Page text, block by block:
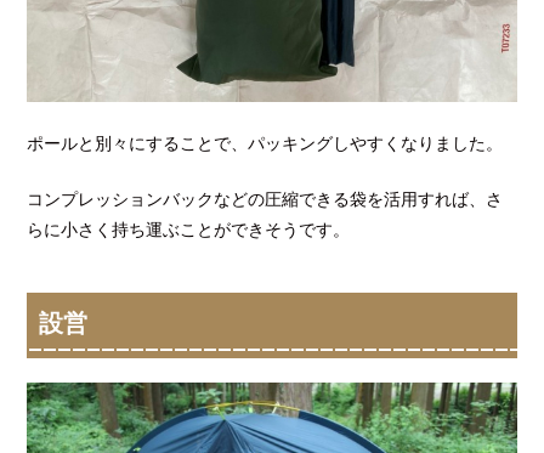
ポールと別々にすることで、パッキングしやすくなりました。
コンプレッションバックなどの圧縮できる袋を活用すれば、さ
らに小さく持ち運ぶことができそうです。
設営